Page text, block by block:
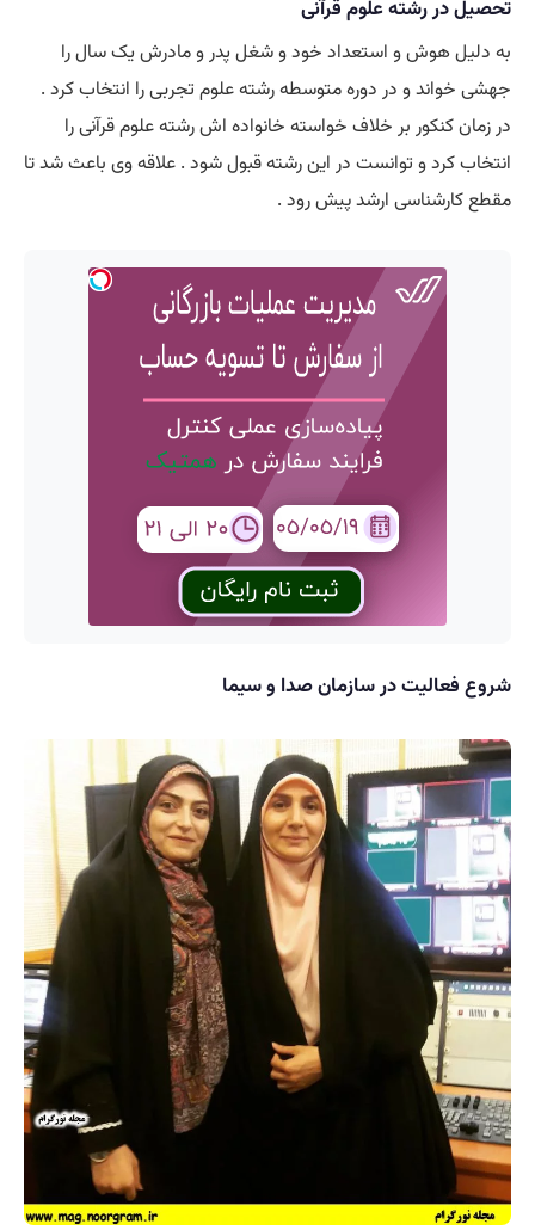
تحصیل در رشته علوم قرآنی
به دلیل هوش و استعداد خود و شغل پدر و مادرش یک سال را
جهشی خواند و در دوره متوسطه رشته علوم تجربی را انتخاب کرد .
در زمان کنکور بر خلاف خواسته خانواده اش رشته علوم قرآنی را
انتخاب کرد و توانست در این رشته قبول شود . علاقه وی باعث شد تا
مقطع کارشناسی ارشد پیش رود .
شروع فعالیت در سازمان صدا و سیما